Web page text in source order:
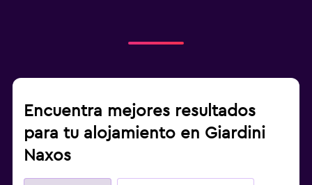
Encuentra mejores resultados
para tu alojamiento en Giardini
Naxos